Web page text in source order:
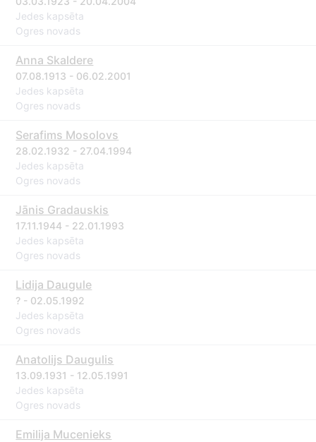
Jedes kapsēta
Ogres novads
Anna Skaldere
07.08.1913 - 06.02.2001
Jedes kapsēta
Ogres novads
Serafims Mosolovs
28.02.1932 - 27.04.1994
Jedes kapsēta
Ogres novads
Jānis Gradauskis
17.11.1944 - 22.01.1993
Jedes kapsēta
Ogres novads
Lidija Daugule
? - 02.05.1992
Jedes kapsēta
Ogres novads
Anatolijs Daugulis
13.09.1931 - 12.05.1991
Jedes kapsēta
Ogres novads
Emilija Mucenieks